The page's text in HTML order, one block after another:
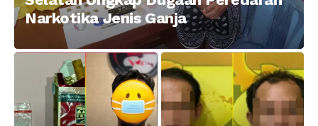
Narkotika Jenis Ganja